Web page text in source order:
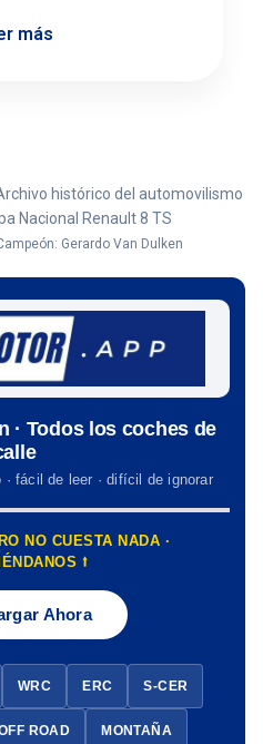
más
histórico del automovilismo
Nacional Renault 8 TS
Gerardo Van Dulken
· Todos los coches de
· fácil de leer · difícil de ignorar
NO CUESTA NADA ·
⭡
Ahora
WRC ERC S-CER
ROAD MONTAÑA